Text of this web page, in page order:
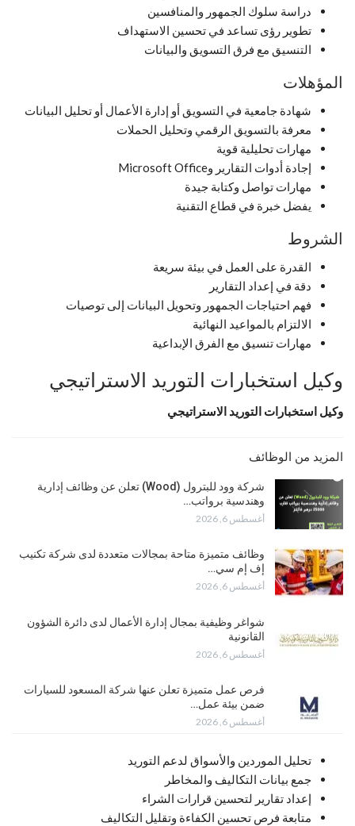
دراسة سلوك الجمهور والمنافسين
تطوير رؤى تساعد في تحسين الاستهداف
التنسيق مع فرق التسويق والبيانات
المؤهلات
شهادة جامعية في التسويق أو إدارة الأعمال أو تحليل البيانات
معرفة بالتسويق الرقمي وتحليل الحملات
مهارات تحليلية قوية
إجادة أدوات التقارير وMicrosoft Office
مهارات تواصل وكتابة جيدة
يفضل خبرة في قطاع التقنية
الشروط
القدرة على العمل في بيئة سريعة
دقة في إعداد التقارير
فهم احتياجات الجمهور وتحويل البيانات إلى توصيات
الالتزام بالمواعيد النهائية
مهارات تنسيق مع الفرق الإبداعية
وكيل استخبارات التوريد الاستراتيجي
وكيل استخبارات التوريد الاستراتيجي
المزيد من الوظائف
شركة وود للبترول (Wood) تعلن عن وظائف إدارية
وهندسية برواتب…
أغسطس 6, 2026
وظائف متميزة متاحة بمجالات متعددة لدى شركة تكنيب
إف إم سي…
أغسطس 6, 2026
شواغر وظيفية بمجال إدارة الأعمال لدى دائرة الشؤون
القانونية
أغسطس 6, 2026
فرص عمل متميزة تعلن عنها شركة المسعود للسيارات
ضمن بيئة عمل…
أغسطس 6, 2026
تحليل الموردين والأسواق لدعم التوريد
جمع بيانات التكاليف والمخاطر
إعداد تقارير لتحسين قرارات الشراء
متابعة فرص تحسين الكفاءة وتقليل التكاليف